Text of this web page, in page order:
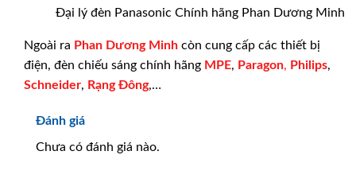
Đại lý đèn Panasonic Chính hãng Phan Dương Minh
Ngoài ra Phan Dương Minh còn cung cấp các thiết bị
điện, đèn chiếu sáng chính hãng MPE, Paragon, Philips,
Schneider, Rạng Đông,…
Đánh giá
Chưa có đánh giá nào.